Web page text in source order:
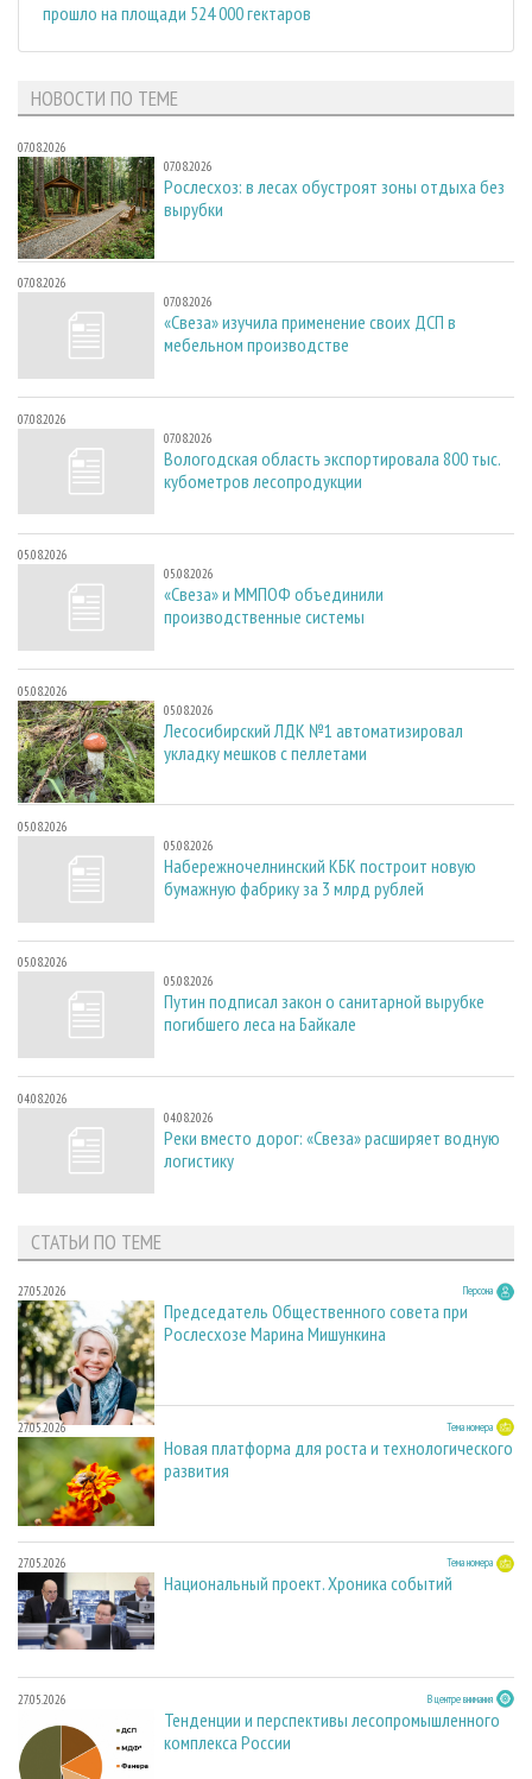
прошло на площади 524 000 гектаров
НОВОСТИ ПО ТЕМЕ
07.08.2026
07.08.2026
Рослесхоз: в лесах обустроят зоны отдыха без
вырубки
07.08.2026
07.08.2026
«Свеза» изучила применение своих ДСП в
мебельном производстве
07.08.2026
07.08.2026
Вологодская область экспортировала 800 тыс.
кубометров лесопродукции
05.08.2026
05.08.2026
«Свеза» и ММПОФ объединили
производственные системы
05.08.2026
05.08.2026
Лесосибирский ЛДК №1 автоматизировал
укладку мешков с пеллетами
05.08.2026
05.08.2026
Набережночелнинский КБК построит новую
бумажную фабрику за 3 млрд рублей
05.08.2026
05.08.2026
Путин подписал закон о санитарной вырубке
погибшего леса на Байкале
04.08.2026
04.08.2026
Реки вместо дорог: «Свеза» расширяет водную
логистику
СТАТЬИ ПО ТЕМЕ
27.05.2026 Персона
Председатель Общественного совета при
Рослесхозе Марина Мишункина
27.05.2026 Тема номера
Новая платформа для роста и технологического
развития
27.05.2026 Тема номера
Национальный проект. Хроника событий
27.05.2026 В центре внимания
Тенденции и перспективы лесопромышленного
комплекса России